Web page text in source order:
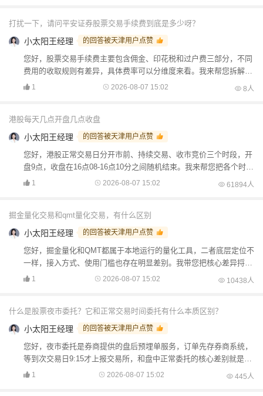
打扰一下，请问平安证券股票交易手续费到底是多少呀？
小太阳王经理 的回答被天津用户点赞
您好，股票交易手续费主要包含佣金、印花税和过户费三部分，不同
费用的收取规则有差异，具体费率可以分维度来看。我来帮您拆解
下，您就能清楚区分各部分的收费规则了（1）印花税：这是...
1 2026-08-07 15:02 8人
港股每天几点开盘几点收盘
小太阳王经理 的回答被天津用户点赞
您好，港股正常交易日分开市前、持续交易、收市竞价三个时段，开
盘9点，收盘在16点08‑16点10分之间随机结束。我来帮您把各个时段
讲明白：（1）开市前时段9:00‑9:30，属于集合竞...
1 2026-08-07 15:02 61894人
掘金量化交易和qmt量化交易，有什么区别
小太阳王经理 的回答被天津用户点赞
您好，掘金量化和QMT都属于本地运行的量化工具，二者底层定位不
一样，接入方式、使用门槛也存在明显差别。我带您把核心差异捋
捋：（1）产品定位，QMT属于券商配套终端，由券商部署，策略直
1 2026-08-07 15:02 10438人
什么是股票夜市委托？它和正常交易时间委托有什么本质区别？
小太阳王经理 的回答被天津用户点赞
您好，夜市委托是券商提供的盘后预埋单服务，订单先存券商系统，
等到次交易日9:15才上报交易所，和盘中正常委托的核心差别就是报
送时机不一样。我来帮您一步步梳理清楚：（1）夜市...
1 2026-08-07 15:02 445人